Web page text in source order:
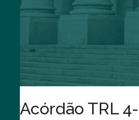
Acórdão TRL